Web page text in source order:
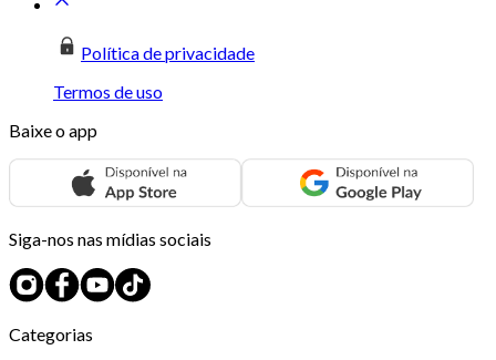
Política de privacidade
Termos de uso
Baixe o app
Siga-nos nas mídias sociais
Categorias